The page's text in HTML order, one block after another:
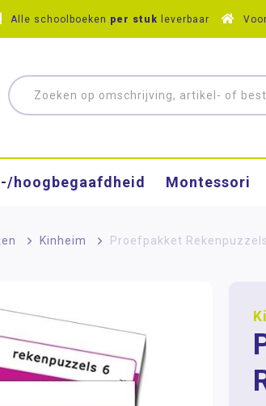
Alle schoolboeken per stuk leverbaar Voor
hoog­begaafdheid Montessori
> Kinheim > Proefpakket Rekenpuzzels